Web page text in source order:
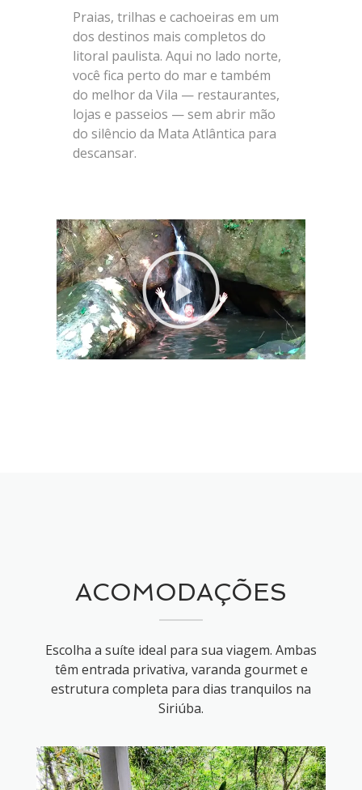
Praias, trilhas e cachoeiras em um
dos destinos mais completos do
litoral paulista. Aqui no lado norte,
você fica perto do mar e também
do melhor da Vila — restaurantes,
lojas e passeios — sem abrir mão
do silêncio da Mata Atlântica para
descansar.
ACOMODAÇÕES
Escolha a suíte ideal para sua viagem. Ambas
têm entrada privativa, varanda gourmet e
estrutura completa para dias tranquilos na
Siriúba.